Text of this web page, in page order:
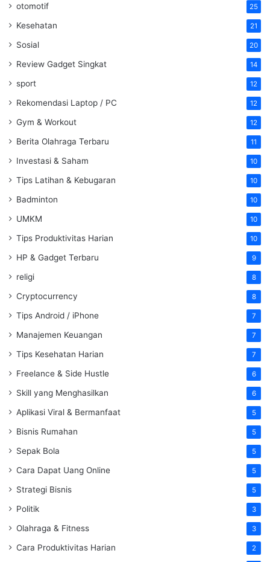
otomotif 25
Kesehatan 21
Sosial 20
Review Gadget Singkat 14
sport 12
Rekomendasi Laptop / PC 12
Gym & Workout 12
Berita Olahraga Terbaru 11
Investasi & Saham 10
Tips Latihan & Kebugaran 10
Badminton 10
UMKM 10
Tips Produktivitas Harian 10
HP & Gadget Terbaru 9
religi 8
Cryptocurrency 8
Tips Android / iPhone 7
Manajemen Keuangan 7
Tips Kesehatan Harian 7
Freelance & Side Hustle 6
Skill yang Menghasilkan 6
Aplikasi Viral & Bermanfaat 5
Bisnis Rumahan 5
Sepak Bola 5
Cara Dapat Uang Online 5
Strategi Bisnis 5
Politik 3
Olahraga & Fitness 3
Cara Produktivitas Harian 2